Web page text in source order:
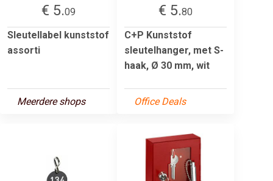
€ 5.09
Sleutellabel kunststof
assorti
Meerdere shops
€ 5.80
C+P Kunststof
sleutelhanger, met S-
haak, Ø 30 mm, wit
Office Deals